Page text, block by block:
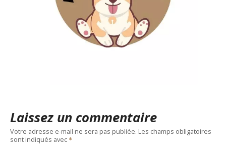
Laissez un commentaire
Votre adresse e-mail ne sera pas publiée. Les champs obligatoires
sont indiqués avec